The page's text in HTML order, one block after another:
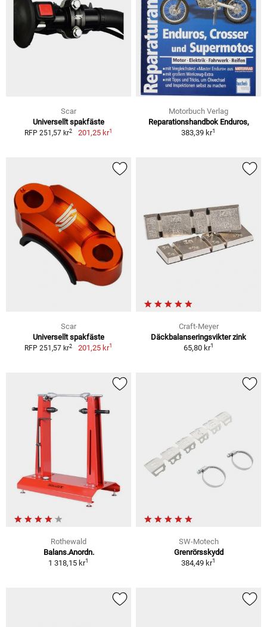
Scar
Universellt spakfäste
RFP 251,57 kr2 201,25 kr1
Motorbuch Verlag
Reparationshandbok Enduros,
383,39 kr1
Scar
Universellt spakfäste
RFP 251,57 kr2 201,25 kr1
Craft-Meyer
Däckbalanseringsvikter zink
65,80 kr1
Rothewald
Balans.Anordn.
1 318,15 kr1
SW-Motech
Grenrörsskydd
384,49 kr1